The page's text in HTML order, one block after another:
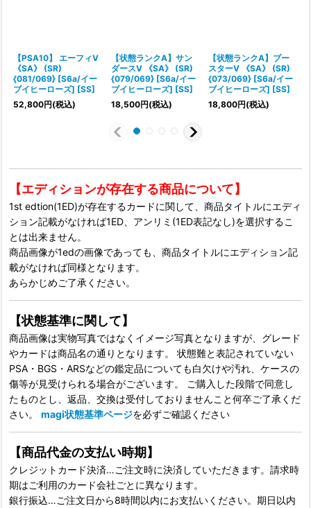
【PSA10】 エーフィV
《SA》 (SR)
{081/069} [S6a/イー
ブイヒーローズ] [SS]
52,800円(税込)
【状態ランクA】サン
ダースV 《SA》 (SR)
{079/069} [S6a/イー
ブイヒーローズ] [SS]
18,500円(税込)
【状態ランクA】ブー
スターV 《SA》 (SR)
{073/069} [S6a/イー
ブイヒーローズ] [SS]
18,800円(税込)
【エディションが存在する商品について】
1st edtion(1ED)が存在するカードに関して、商品タイトルにエディ
ション記載がなければ1ED、アンリミ(1ED表記なし)を選択するこ
とは出来ません。
商品画像が1edの画像であっても、商品タイトルにエディション記
載がなければ同様となります。
あらかじめご了承ください。
【状態基準に関して】
商品画像は実物写真ではなくイメージ写真となりますが、グレード
やカードは商品名の通りとなります。 状態難と表記されていない
PSA・BGS・ARSなどの鑑定品についても白欠けや汚れ、ケースの
傷等が見受けられる場合がございます。 ご購入した段階で同意し
たものとし、返品、交換は受付しておりませんこと何卒ご了承くだ
さい。 magi状態基準ページを必ずご確認ください
【商品代金の支払い時期】
クレジットカード決済…ご注文時に決済していただきます。請求時
期はご利用のカード会社ごとに異なります。
銀行振込…ご注文日から8時間以内にお支払いください。期日以内